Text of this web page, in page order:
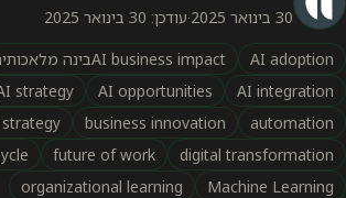
30 בינואר 2025 ·עודכן: 30 בינואר 2025
AI adoption
AI business impactבינה מלאכותית
AI integration
AI opportunities
strategy
automation
business innovation
digital transformation
future of work
Machine Learning
organizational learning